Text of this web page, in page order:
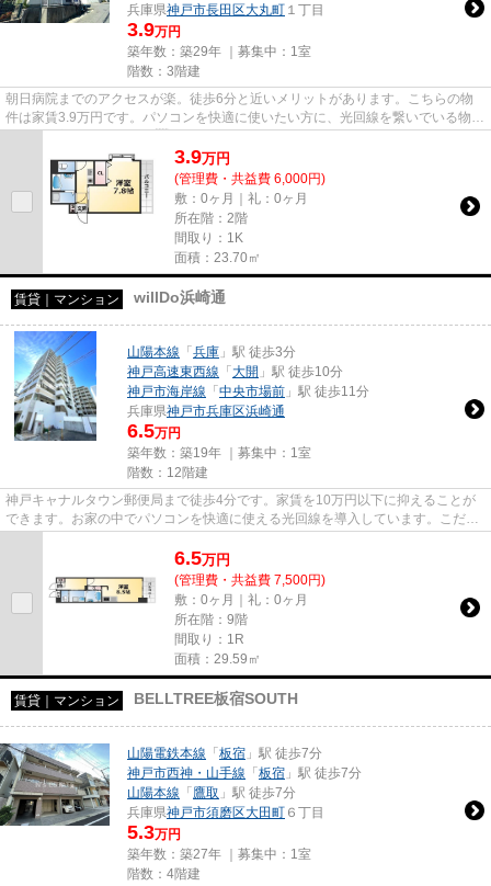
兵庫県神戸市長田区大丸町 １丁目
3.9万円
築年数：築29年 ｜募集中： 1室
階数：3階建
朝日病院までのアクセスが楽。徒歩6分と近いメリットがあります。こちらの物
件は家賃3.9万円です。パソコンを快適に使いたい方に、光回線を繋いでいる物件
3.9万円
(管理費・共益費 6,000円)
敷：0ヶ月｜礼：0ヶ月
所在階：2階
間取り：1K
面積：23.70㎡
賃貸｜マンション willDo浜崎通
山陽本線 「 兵庫 」駅 徒歩3分
神戸高速東西線 「 大開 」駅 徒歩10分
神戸市海岸線 「 中央市場前 」駅 徒歩11分
兵庫県神戸市兵庫区浜崎通
6.5万円
築年数：築19年 ｜募集中： 1室
階数：12階建
神戸キャナルタウン郵便局まで徒歩4分です。家賃を10万円以下に抑えることが
できます。お家の中でパソコンを快適に使える光回線を導入しています。こだわ
6.5万円
(管理費・共益費 7,500円)
敷：0ヶ月｜礼：0ヶ月
所在階：9階
間取り：1R
面積：29.59㎡
賃貸｜マンション BELLTREE板宿SOUTH
山陽電鉄本線 「 板宿 」駅 徒歩7分
神戸市西神・山手線 「 板宿 」駅 徒歩7分
山陽本線 「 鷹取 」駅 徒歩7分
兵庫県神戸市須磨区大田町 ６丁目
5.3万円
築年数：築27年 ｜募集中： 1室
階数：4階建